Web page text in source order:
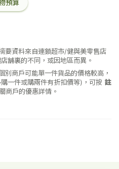
預算
要資料來自連鎖超市/健與美零售店
舖裏的不同，或因地區而異。
別商戶可能單一件貨品的價格較高，
一件或購兩件有折扣價等)，可按 註
商戶的優惠詳情。